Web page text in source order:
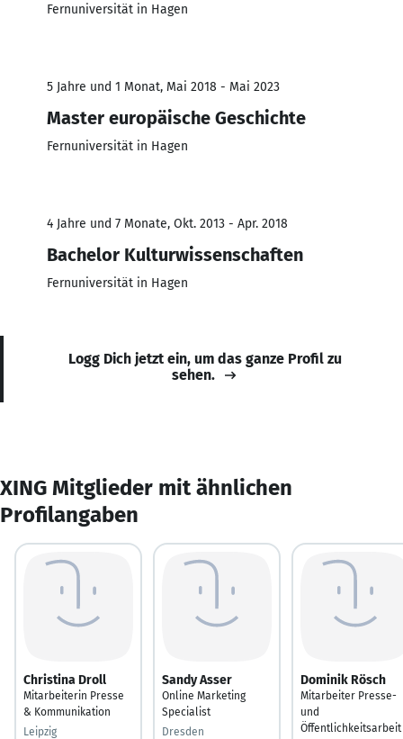
Fernuniversität in Hagen
5 Jahre und 1 Monat, Mai 2018 - Mai 2023
Master europäische Geschichte
Fernuniversität in Hagen
4 Jahre und 7 Monate, Okt. 2013 - Apr. 2018
Bachelor Kulturwissenschaften
Fernuniversität in Hagen
Logg Dich jetzt ein, um das ganze Profil zu
sehen.
XING Mitglieder mit ähnlichen
Profilangaben
Christina Droll
Mitarbeiterin Presse
& Kommunikation
Leipzig
Sandy Asser
Online Marketing
Specialist
Dresden
Dominik Rösch
Mitarbeiter Presse-
und
Öffentlichkeitsarbeit